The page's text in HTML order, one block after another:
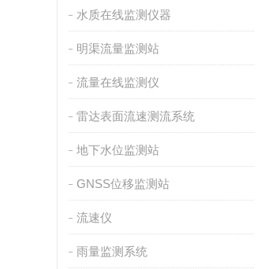
水质在线监测仪器
明渠流量监测站
流量在线监测仪
雷达表面流速测流系统
地下水位监测站
GNSS位移监测站
流速仪
雨量监测系统